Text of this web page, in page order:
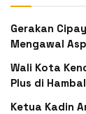
Gerakan
Mengawal
Wali Kota
Plus di
Ketua Kadin